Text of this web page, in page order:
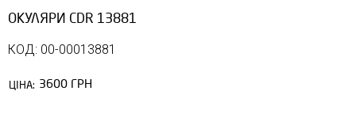
ОКУЛЯРИ CDR 13881
КОД: 00-00013881
ЦІНА: 3600 ГРН